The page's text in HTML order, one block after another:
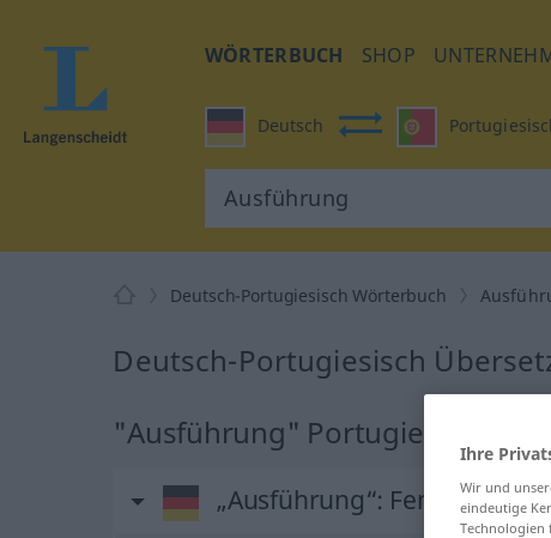
WÖRTERBUCH SHOP
Deutsch
Deutsch-Portugiesisch Wörterbuch
Deutsch-Portugiesisch
"Ausführung" Portugiesisch
„Ausführung“: Femininum
Ihre
Wir und
eindeutige
Technologien